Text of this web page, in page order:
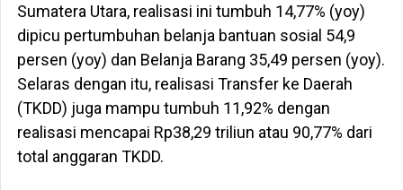
Sumatera Utara, realisasi ini tumbuh 14,77% (yoy)
dipicu pertumbuhan belanja bantuan sosial 54,9
persen (yoy) dan Belanja Barang 35,49 persen (yoy).
Selaras dengan itu, realisasi Transfer ke Daerah
(TKDD) juga mampu tumbuh 11,92% dengan
realisasi mencapai Rp38,29 triliun atau 90,77% dari
total anggaran TKDD.